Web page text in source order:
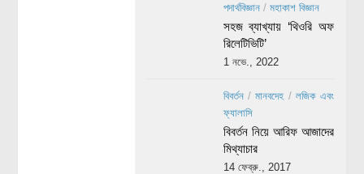
পদার্থবিজ্ঞান/ মহাকাশ বিজ্ঞান
সহজ ব্যাখ্যায় ‘থিওরি অফ
রিলেটিভিটি’
1 নভে., 2022
বিবর্তন/মানবদেহ /লজিক এবং
ফ্যালাসি
বিবর্তন নিয়ে আরিফ আজাদের
মিথ্যাচার
14 ফেব্রু., 2017